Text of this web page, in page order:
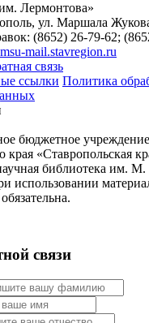
Лермонтова»
ул. Маршала
(8652) 26-79-62;
mail.stavregion.ru
связь
ссылки Политика
бюджетное
края «Ставропольская
библиотека им.
использовании
связи